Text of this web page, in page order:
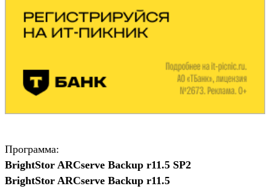
Программа:
BrightStor ARCserve Backup r11.5 SP2
BrightStor ARCserve Backup r11.5